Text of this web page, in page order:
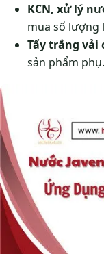
KCN, xử lý
mua số lượng
Tẩy trắng vải
sản phẩm phụ.